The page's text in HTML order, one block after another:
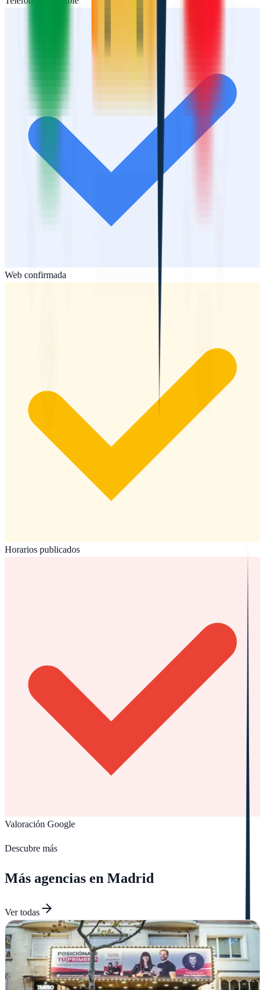
Web confirmada
Horarios publicados
Valoración Google
Descubre más
Más agencias en Madrid
Ver todas
Your Web Positioning
Madrid